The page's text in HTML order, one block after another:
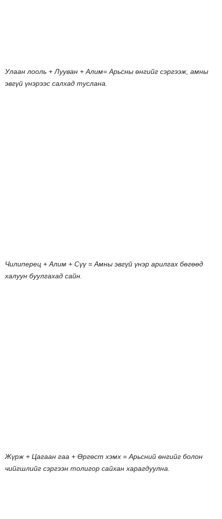
Улаан лооль + Лууван + Алим= Арьсны өнгийг сэргээж амны
эвгүй үнэрээс салхад туслана
Чилиперец + Алим + Сүү= Амны эвгүй үнэр арилгах бөгөөд
халуун буулгахад сайн
Жүрж + Цагаан гаа + Өргөст хэмх = Арьсний өнгийг болон
чийгшлийг сэргээн толигор сайхан харагдуулна